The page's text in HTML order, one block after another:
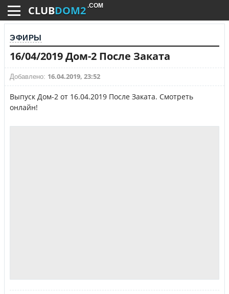
CLUBDOM2 .COM
ЭФИРЫ
16/04/2019 Дом-2 После Заката
Добавлено: 16.04.2019, 23:52
Выпуск Дом-2 от 16.04.2019 После Заката. Смотреть
онлайн!